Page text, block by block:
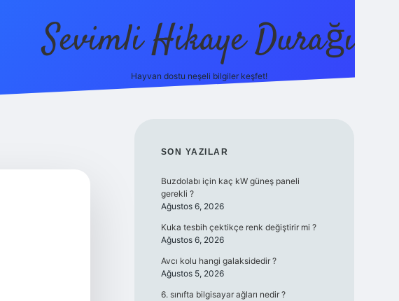
Sevimli Hikaye Durağı
Hayvan dostu neşeli bilgiler keşfet!
SIDEBAR
SON YAZILAR
Buzdolabı için kaç kW güneş paneli
gerekli ?
Ağustos 6, 2026
Kuka tesbih çektikçe renk değiştirir mi ?
Ağustos 6, 2026
Avcı kolu hangi galaksidedir ?
Ağustos 5, 2026
6. sınıfta bilgisayar ağları nedir ?